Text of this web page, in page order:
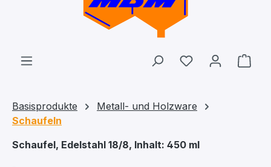
Du hast 0
Basisprodukte
Metall- und Holzware
Schaufeln
Schaufel, Edelstahl 18/8, Inhalt: 450 ml